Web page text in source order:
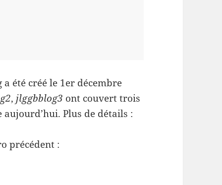
été créé le 1er décembre
, jlggbblog3 ont couvert trois
Plus de détails :
précédent :